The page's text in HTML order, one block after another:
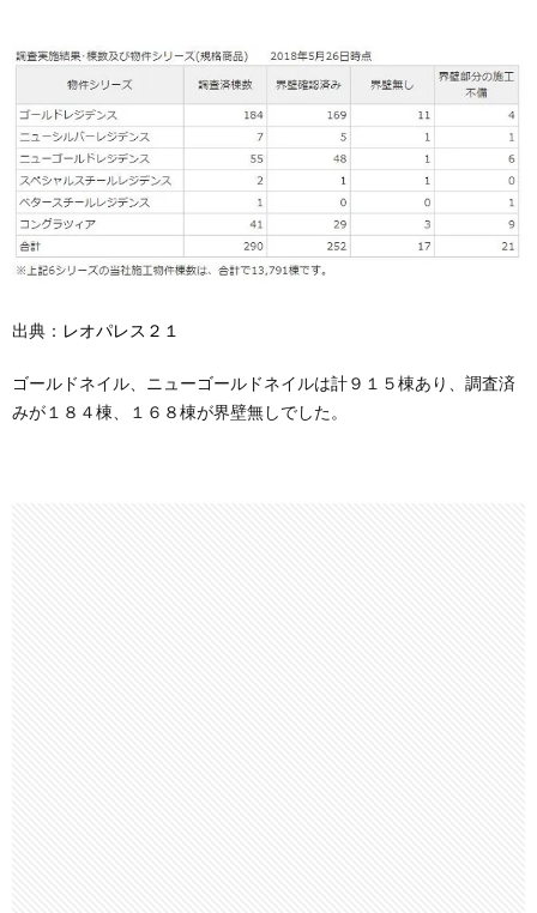
出典： レオパレス２１
ゴールドネイル、ニューゴールドネイルは計９１５棟あり、調査済
みが１８４棟、１６８棟が界壁無しでした。